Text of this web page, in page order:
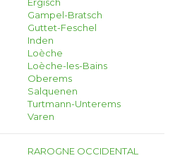
Gampel-Bratsch
Guttet-Feschel
Inden
Loèche
Loèche-les-Bains
Oberems
Salquenen
Turtmann-Unterems
Varen
RAROGNE OCCIDENTAL